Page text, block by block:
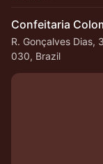
Confeitaria
R. Gonçalves Dias,
030, Brazil